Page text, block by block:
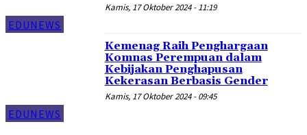
EDUNEWS
Kamis, 17 Oktober 2024 - 11:19
EDUNEWS
Kemenag Raih Penghargaan
Komnas Perempuan dalam
Kebijakan Penghapusan
Kekerasan Berbasis Gender
Kamis, 17 Oktober 2024 - 09:45